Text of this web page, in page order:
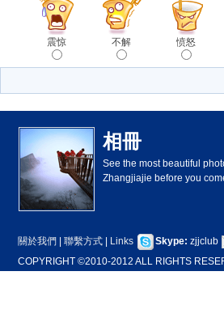
震惊 不解 愤怒
相冊
See the most beautiful
Zhangjiajie before you
關於我們 聯繫方式 Links Skype: zjjclub
COPYRIGHT ©2010-2012 ALL RIGHTS